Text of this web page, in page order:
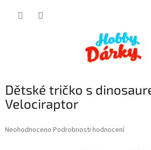
Dětské tričko s
Velociraptor
Průměrné
Neohodnoceno Podrobnosti hodnocení